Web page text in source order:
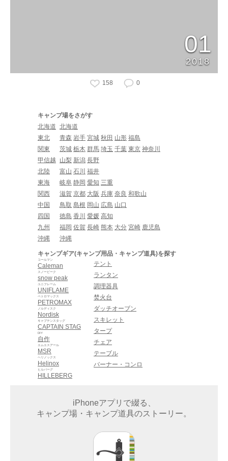
01
2018
158 0
キャンプ場をさがす
北海道 北海道
東北
青森 岩手 宮城 秋田 山形 福島
関東
茨城 栃木 群馬 埼玉 千葉 東京 神奈川
甲信越
山梨 新潟 長野
北陸
富山 石川 福井
東海
岐阜 静岡 愛知 三重
関西
滋賀 京都 大阪 兵庫 奈良 和歌山
中国
鳥取 島根 岡山 広島 山口
四国
徳島 香川 愛媛 高知
九州
福岡 佐賀 長崎 熊本 大分 宮崎 鹿児島
沖縄
沖縄
キャンプギア(キャンプ用品・キャンプ道具)を探す
Caleman
コールマン
snow peak
スノーピーク
UNIFLAME
ユニフレーム
PETROMAX
ペトロマックス
Nordisk
ノルディスク
CAPTAIN STAG
キャプテンスタッグ
自作
DIY
MSR
エムエスアール
Helinox
ヘリノックス
HILLEBERG
ヒルバーグ
テント
ランタン
調理器具
焚火台
ダッチオーブン
スキレット
タープ
チェア
テーブル
バーナー・コンロ
iPhoneアプリで綴る、
キャンプ場・キャンプ道具のストーリー。